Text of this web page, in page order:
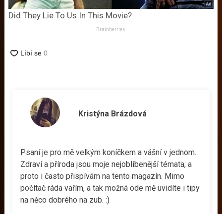
Did They Lie To Us In This Movie?
Brainberries
Kristýna Brázdová
Psaní je pro mě velkým koníčkem a vášní v jednom.
Zdraví a příroda jsou moje nejoblíbenější témata, a
proto i často přispívám na tento magazín. Mimo
počítač ráda vařím, a tak možná ode mě uvidíte i tipy
na něco dobrého na zub. :)